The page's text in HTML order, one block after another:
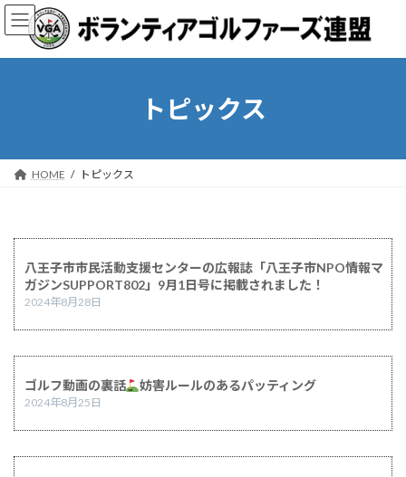
コ
ン
ン
ナ
ビ
ー
トピックス
HOME トピックス
八王子市市民活動支援センターの広報誌「八王子市NPO情報マ
ガジンSUPPORT802」9月1日号に掲載されました！
2024年8月28日
ゴルフ動画の裏話 妨害ルールのあるパッティング
2024年8月25日